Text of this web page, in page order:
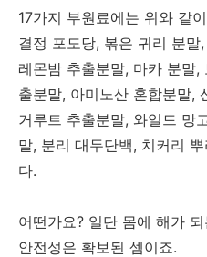
17가지 부원료에는 위와 같
결정 포도당, 볶은 귀리 분
레몬밤 추출분말, 마카 분말
출분말, 아미노산 혼합분말,
거루트 추출분말, 와일드 망
말, 분리 대두단백, 치커리
다.
어떤가요? 일단 몸에 해가
안전성은 확보된 셈이죠.